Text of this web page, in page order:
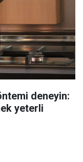
deneyin:
yeterli